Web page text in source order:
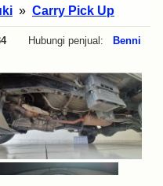
» Carry Pick Up
Hubungi penjual:
Benni